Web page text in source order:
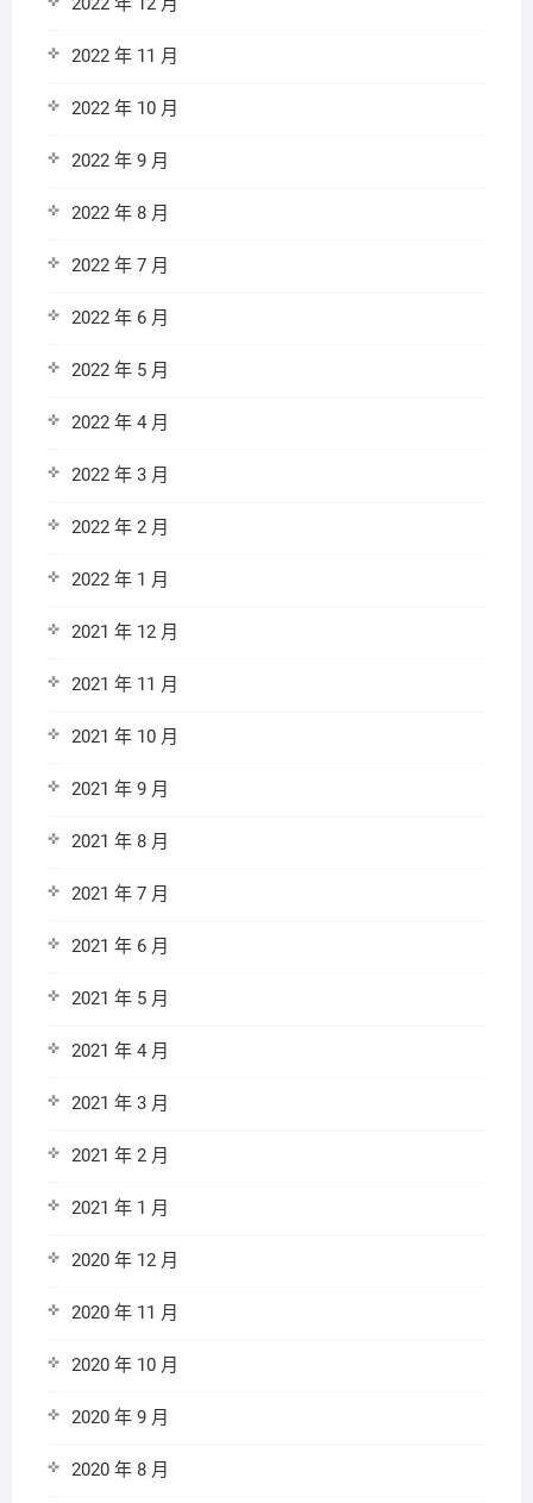
2022 年 11 月
2022 年 10 月
2022 年 9 月
2022 年 8 月
2022 年 7 月
2022 年 6 月
2022 年 5 月
2022 年 4 月
2022 年 3 月
2022 年 2 月
2022 年 1 月
2021 年 12 月
2021 年 11 月
2021 年 10 月
2021 年 9 月
2021 年 8 月
2021 年 7 月
2021 年 6 月
2021 年 5 月
2021 年 4 月
2021 年 3 月
2021 年 2 月
2021 年 1 月
2020 年 12 月
2020 年 11 月
2020 年 10 月
2020 年 9 月
2020 年 8 月